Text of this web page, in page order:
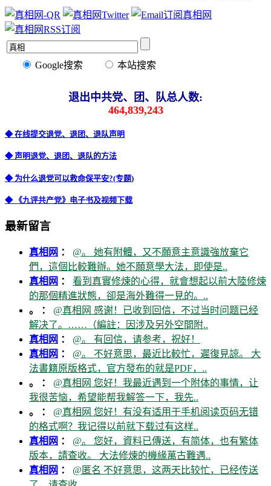
Google搜索 本站搜索
退出中共党、团、队总人数:
464,839,243
◆ 在线提交退党、退团、退队声明
◆ 声明退党、退团、退队的方法
◆ 为什么退党可以救命保平安?(专题)
◆ 《九评共产党》电子书及视频下载
最新留言
真相网 ： @。 她有附體，又不願意主意識強放棄它
們，這個比較難辦。她不願意學大法，即使是..
真相网 ： 看到真實修煉的心得，就會想起以前大陸修煉
的那個精進狀態，卻是海外難得一見的。..
。 ： @真相网 感谢！已收到回信，不过当时问题已经
解决了。……（編註：因涉及另外空間附..
真相网 ： @。 有回信，请参考，祝好！
真相网 ： @。 不好意思，最近比較忙，遲復見諒。 大
法書籍原版格式，官方發布的就是PDF，..
。 ： @真相网 您好！我最近遇到一个附体的事情，让
我很苦恼，希望能帮我解答一下，我先..
。 ： @真相网 您好！有没有适用于手机阅读页码无错
的格式啊？我记得以前就下载过有这样..
真相网 ： @。 您好，資料已傳送，有简体，也有繁体
版本，請查收。 大法修煉的機緣萬古難遇..
真相网 ： @匿名 不好意思，这两天比较忙，已经传送